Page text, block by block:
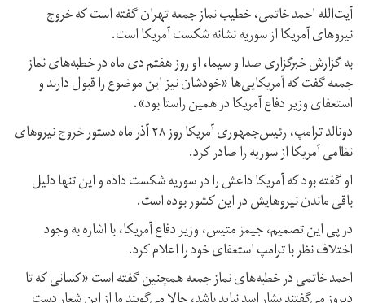
آیت‌الله احمد خاتمی، خطیب نماز جمعه تهران گفته است که خروج
نیروهای آمریکا از سوریه نشانه شکست آمریکا است.
به گزارش خبرگزاری صدا و سیما، او روز هفتم دی ماه در خطبه‌های نماز
جمعه گفت که آمریکایی‌ها «خودشان نیز این موضوع را قبول دارند و
استعفای وزیر دفاع آمریکا در همین راستا بود».
دونالد ترامپ، رئیس‌جمهوری آمریکا روز ۲۸ آذر ماه دستور خروج نیروهای
نظامی آمریکا از سوریه را صادر کرد.
او گفته بود که آمریکا داعش را در سوریه شکست داده و این تنها دلیل
باقی ماندن نیروهایش در این کشور بوده است.
در پی این تصمیم، جیمز متیس، وزیر دفاع آمریکا، با اشاره به وجود
اختلاف نظر با ترامپ استعفای خود را اعلام کرد.
احمد خاتمی در خطبه‌های نماز جمعه همچنین گفته است «کسانی که تا